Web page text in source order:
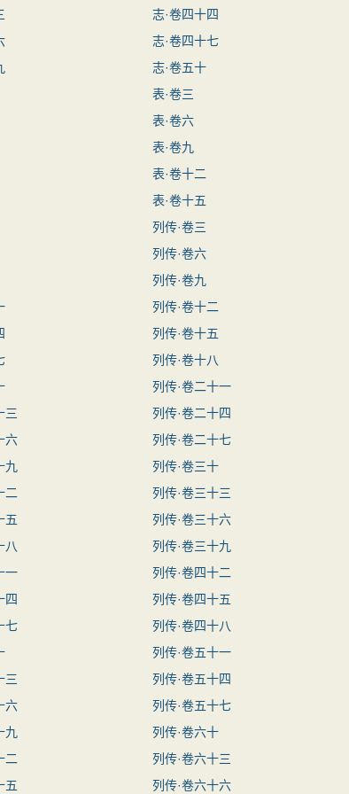
志·卷四十四
志·卷四十七
志·卷五十
表·卷三
表·卷六
表·卷九
表·卷十二
表·卷十五
列传·卷三
列传·卷六
列传·卷九
列传·卷十二
列传·卷十五
列传·卷十八
列传·卷二十一
三
列传·卷二十四
六
列传·卷二十七
九
列传·卷三十
二
列传·卷三十三
五
列传·卷三十六
八
列传·卷三十九
一
列传·卷四十二
四
列传·卷四十五
七
列传·卷四十八
列传·卷五十一
三
列传·卷五十四
六
列传·卷五十七
九
列传·卷六十
二
列传·卷六十三
五
列传·卷六十六